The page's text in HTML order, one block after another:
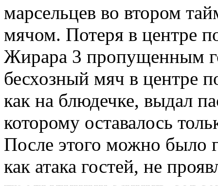
марсельцев во втором
мячом. Потеря в центре
Жирара 3 пропущенным
бесхозный мяч в центре
как на блюдечке, выдал
которому оставалось
После этого можно было
как атака гостей, не